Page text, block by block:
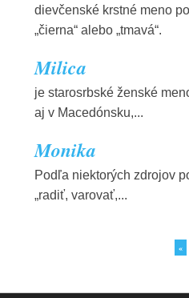
dievčenské krstné meno
„čierna“ alebo „tmavá“.
Milica
je starosrbské ženské
aj v Macedónsku,...
Monika
Podľa niektorých zdrojov
„radiť, varovať,...
«